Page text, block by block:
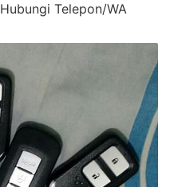
Telepon/WA